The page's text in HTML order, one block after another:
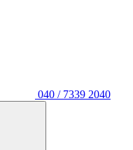
040 / 7339 2040